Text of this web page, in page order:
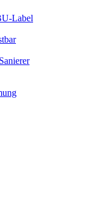
Label